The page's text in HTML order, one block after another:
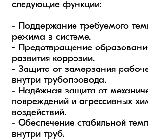
следующие функции:
- Поддержание требуемого
режима в системе.
- Предотвращение
развития коррозии.
- Защита от замерзания
внутри трубопровода.
- Надёжная защита от
повреждений и агрессивных
воздействий.
- Обеспечение стабильной
внутри труб.